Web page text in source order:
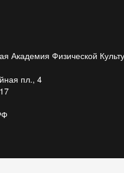
Академия Физической
пл., 4